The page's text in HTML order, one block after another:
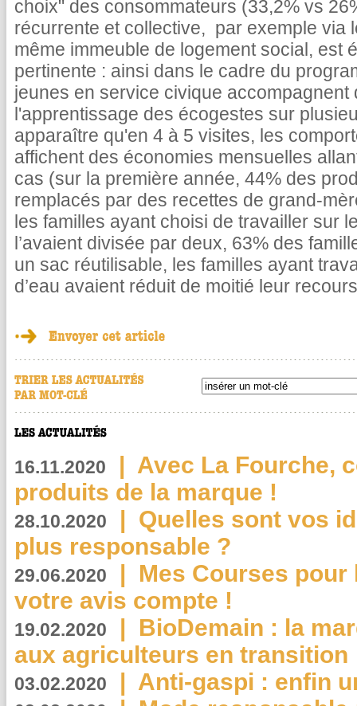
choix" des consommateurs (33,2% vs
récurrente et collective, par exemple via
même immeuble de logement social, est
pertinente : ainsi dans le cadre du
jeunes en service civique accompagnent
l'apprentissage des écogestes sur
apparaître qu'en 4 à 5 visites, les
affichent des économies mensuelles
cas (sur la première année, 44% des
remplacés par des recettes de grand-
les familles ayant choisi de travailler sur
l’avaient divisée par deux, 63% des
un sac réutilisable, les familles ayant
d’eau avaient réduit de moitié leur
16.11.2020 | Avec La Fourche,
produits de la marque !
28.10.2020 | Quelles sont vos
plus responsable ?
29.06.2020 | Mes Courses pour
votre avis compte !
19.02.2020 | BioDemain : la
aux agriculteurs en transition
03.02.2020 | Anti-gaspi : enfin